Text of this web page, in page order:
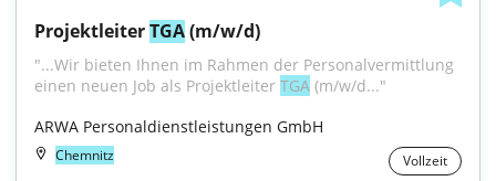
Projektleiter TGA (m/w/d)
"...Wir bieten Ihnen im Rahmen der Personalvermittlung
einen neuen Job als Projektleiter TGA (m/w/d..."
ARWA Personaldienstleistungen GmbH
Chemnitz Vollzeit